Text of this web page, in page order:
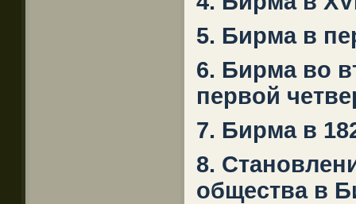
5. Бирма в
6. Бирма во
первой
7. Бирма в
8.
общества в